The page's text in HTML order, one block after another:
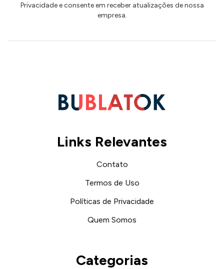
Privacidade e consente em receber atualizações de nossa
empresa.
Links Relevantes
Contato
Termos de Uso
Políticas de Privacidade
Quem Somos
Categorias